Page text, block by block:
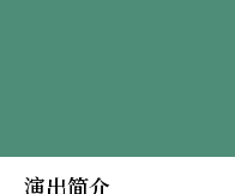
演出简介